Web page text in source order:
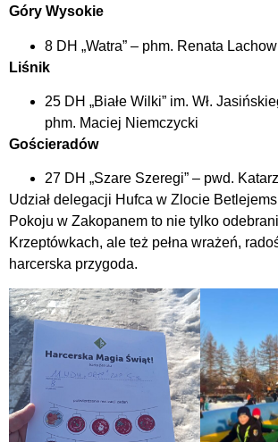
Góry Wysokie
8 DH „Watra” – phm. Renata
Liśnik
25 DH „Białe Wilki” im. Wł.
phm. Maciej Niemczycki
Gościeradów
27 DH „Szare Szeregi” – pwd.
Udział delegacji Hufca w Zlocie
Pokoju w Zakopanem to nie tylko
Krzeptówkach, ale też pełna wrażeń,
harcerska przygoda.